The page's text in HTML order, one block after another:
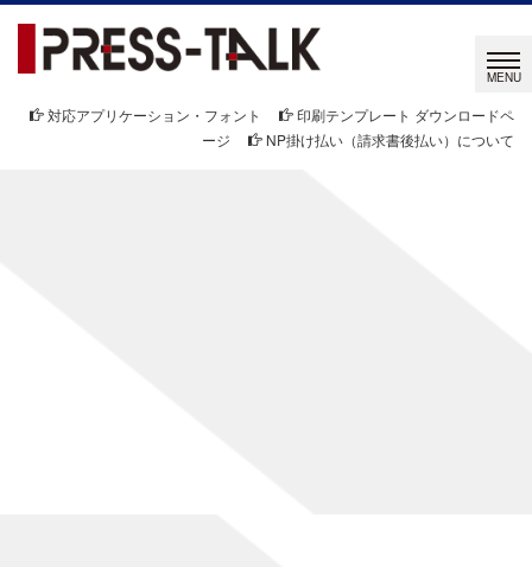
対応アプリケーション・フォント
印刷テンプレート ダウンロードペ
ージ
NP掛け払い（請求書後払い）について